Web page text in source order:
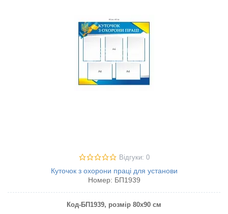
Відгуки: 0
Куточок з охорони праці для установи
Номер: БП1939
Код-БП1939, розмір 80х90 см